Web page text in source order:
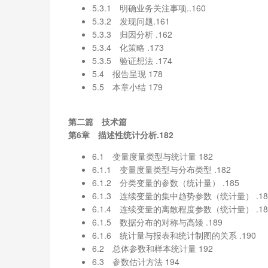
5.3.1 明确业务关注事项..160
5.3.2 发现问题.161
5.3.3 归因分析 .162
5.3.4 化策略 .173
5.3.5 验证想法 .174
5.4 报告呈现 178
5.5 本章小结 179
第二篇 技术篇
第6章 描述性统计分析.182
6.1 变量度量类型与统计量 182
6.1.1 变量度量类型与分布类型 .182
6.1.2 分类变量的参数（统计量） .185
6.1.3 连续变量的集中趋势参数（统计量）
6.1.4 连续变量的离散程度参数（统计量）
6.1.5 数据分布的对称与高矮 .189
6.1.6 统计量与报表和统计制图的关系 .190
6.2 总体参数和样本统计量 192
6.3 参数估计方法 194